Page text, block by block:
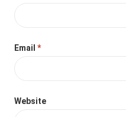
Email*
Website